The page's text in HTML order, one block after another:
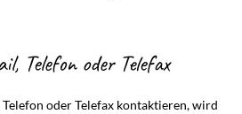
Telefon oder Telefax
oder Telefax kontaktieren, wird